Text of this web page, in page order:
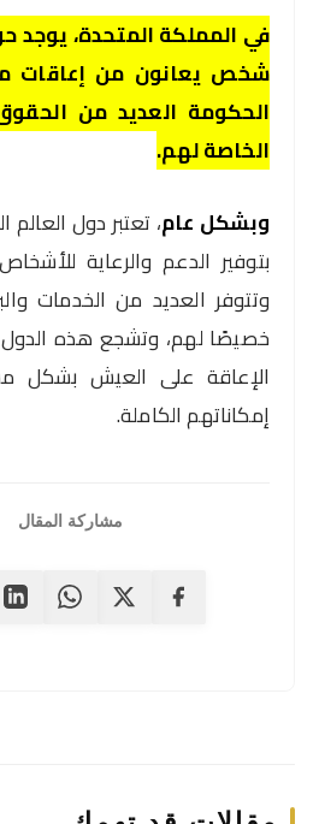
شخص يعانون من إعاقات
الحكومة العديد من
الخاصة لهم.
وبشكل عام، تعتبر دول
بتوفير الدعم والرعاية
وتتوفر العديد من الخدمات
خصيصًا لهم، وتشجع هذه
الإعاقة على العيش بشكل
إمكاناتهم الكاملة.
مشاركة المقال